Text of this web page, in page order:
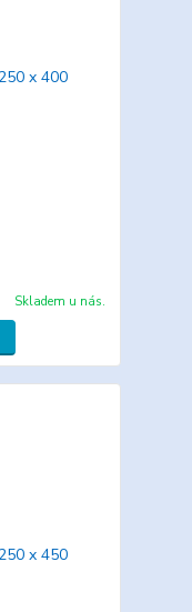
Skladem u nás.